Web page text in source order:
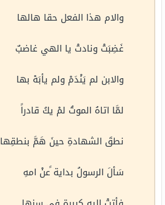
والام هذا الفعل حقا هالها
غَضِبَتْ ونادتْ يا الهي غاضبٌ
والابن لم يَنْدَمْ ولم يأبَهْ بها
لمَّا اتاهُ الموتُ لمْ يكُ قادراً
نطقَ الشهادةِ حينَ هَمَّ بنطقِها
سَألَ الرسولُ بداية ًعنْ امهِ